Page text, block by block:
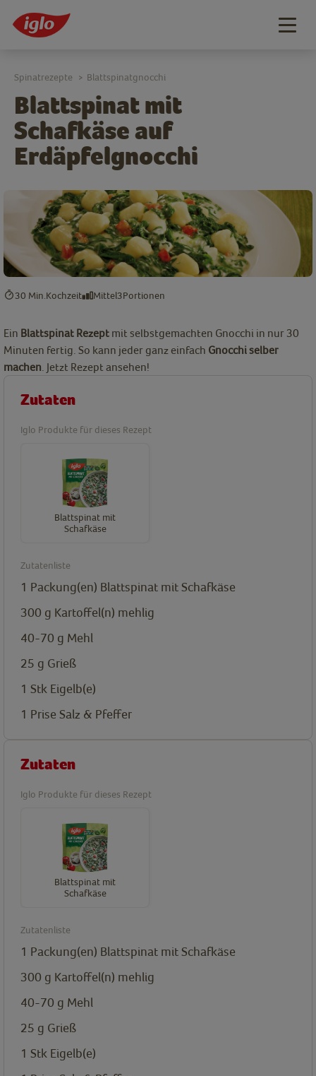
Blattspinat mit
Schafkäse auf
Erdäpfelgnocchi
Spinatrezepte > Blattspinatgnocchi
30 Min. Kochzeit Mittel3Portionen
Ein Blattspinat Rezept mit selbstgemachten Gnocchi in nur 30
Minuten fertig. So kann jeder ganz einfach Gnocchi selber
machen . Jetzt Rezept ansehen!
Zutaten
Iglo Produkte für dieses Rezept
Blattspinat mit
Schafkäse
Zutatenliste
1 Packung(en) Blattspinat mit Schafkäse
300 g Kartoffel(n) mehlig
40-70 g Mehl
25 g Grieß
1 Stk Eigelb(e)
1 Prise Salz & Pfeffer
Zutaten
Iglo Produkte für dieses Rezept
Blattspinat mit
Schafkäse
Zutatenliste
1 Packung(en) Blattspinat mit Schafkäse
300 g Kartoffel(n) mehlig
40-70 g Mehl
25 g Grieß
1 Stk Eigelb(e)